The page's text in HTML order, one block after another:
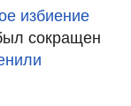
избиение
сокращен